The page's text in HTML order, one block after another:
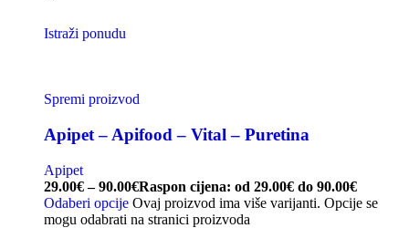
Istraži ponudu
Spremi proizvod
Apipet – Apifood – Vital – Puretina
Apipet
29.00€ – 90.00€Raspon cijena: od 29.00€ do 90.00€
Odaberi opcije Ovaj proizvod ima više varijanti. Opcije se
mogu odabrati na stranici proizvoda